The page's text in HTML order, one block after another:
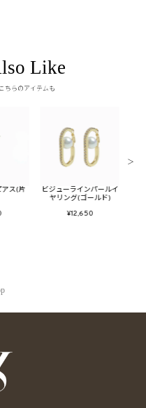
Like
ちらのアイテムも
アス(片
ビジューラインパールイ
ヤリング(ゴールド)
¥12,650
＞